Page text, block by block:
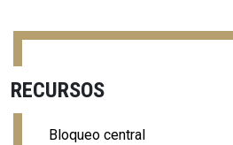
RECURSOS
Bloqueo central